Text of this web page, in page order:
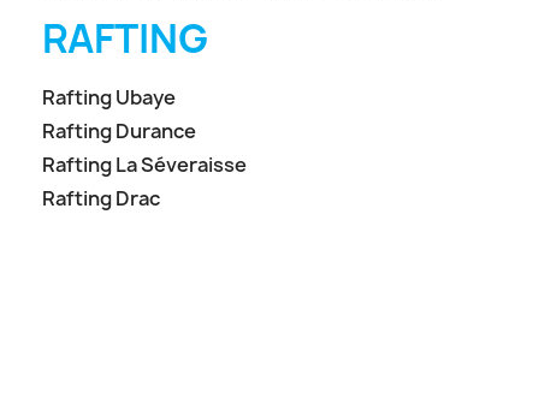
RAFTING
Rafting Ubaye
Rafting Durance
Rafting La Séveraisse
Rafting Drac